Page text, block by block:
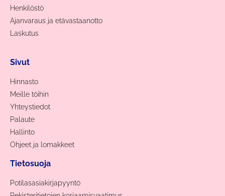
Henkilöstö
Ajanvaraus ja etävastaanotto
Laskutus
Sivut
Hinnasto
Meille töihin
Yhteystiedot
Palaute
Hallinto
Ohjeet ja lomakkeet
Tietosuoja
Potilasasiakirjapyyntö